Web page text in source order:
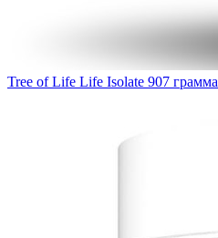
Tree of Life Life Isolate 907 грамма